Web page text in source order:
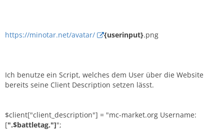
https://minotar.net/avatar/ {userinput}.png
Ich benutze ein Script, welches dem User über die Website
bereits seine Client Description setzen lässt.
$client["client_description"] = "mc-market.org Username:
[".$battletag."]";